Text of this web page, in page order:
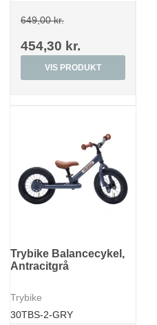
649,00 kr.
454,30 kr.
VIS PRODUKT
Trybike Balancecykel,
Antracitgrå
Trybike
30TBS-2-GRY